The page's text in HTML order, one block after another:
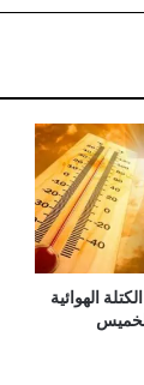
الهوائية